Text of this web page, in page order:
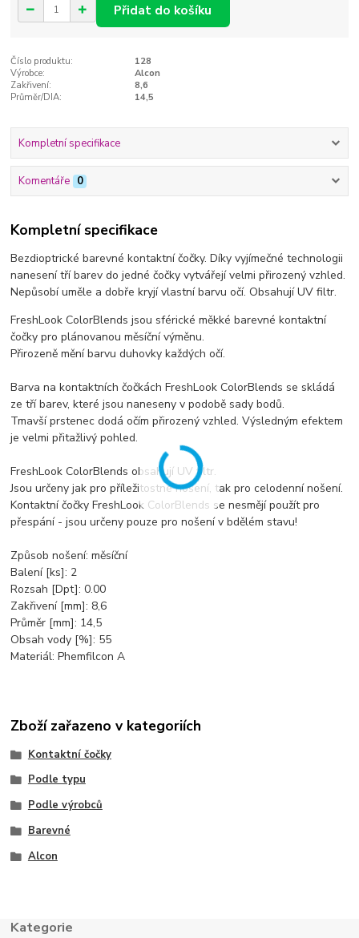
Přidat do košíku
Číslo produktu:
128
Výrobce:
Alcon
Zakřivení:
8,6
Průměr/DIA:
14,5
Kompletní specifikace
Komentáře 0
Kompletní specifikace
Bezdioptrické barevné kontaktní čočky. Díky vyjímečné technologii
nanesení tří barev do jedné čočky vytvářejí velmi přirozený vzhled.
Nepůsobí uměle a dobře kryjí vlastní barvu očí. Obsahují UV filtr.
FreshLook ColorBlends jsou sférické měkké barevné kontaktní
čočky pro plánovanou měsíční výměnu.
Přirozeně mění barvu duhovky každých očí.
Barva na kontaktních čočkách FreshLook ColorBlends se skládá
ze tří barev, které jsou naneseny v podobě sady bodů.
Tmavší prstenec dodá očím přirozený vzhled. Výsledným efektem
je velmi přitažlivý pohled.
FreshLook ColorBlends obsahují UV filtr.
Jsou určeny jak pro příležitostné nošení, tak pro celodenní nošení.
Kontaktní čočky FreshLook ColorBlends se nesmějí použít pro
přespání - jsou určeny pouze pro nošení v bdělém stavu!
Způsob nošení: měsíční
Balení [ks]: 2
Rozsah [Dpt]: 0.00
Zakřivení [mm]: 8,6
Průměr [mm]: 14,5
Obsah vody [%]: 55
Materiál: Phemfilcon A
Zboží zařazeno v kategoriích
Kontaktní čočky
Podle typu
Podle výrobců
Barevné
Alcon
Kategorie